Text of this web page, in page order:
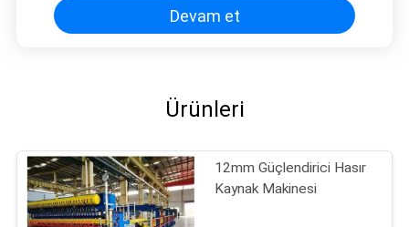
Devam et
Ürünleri
12mm Güçlendirici Hasır
Kaynak Makinesi